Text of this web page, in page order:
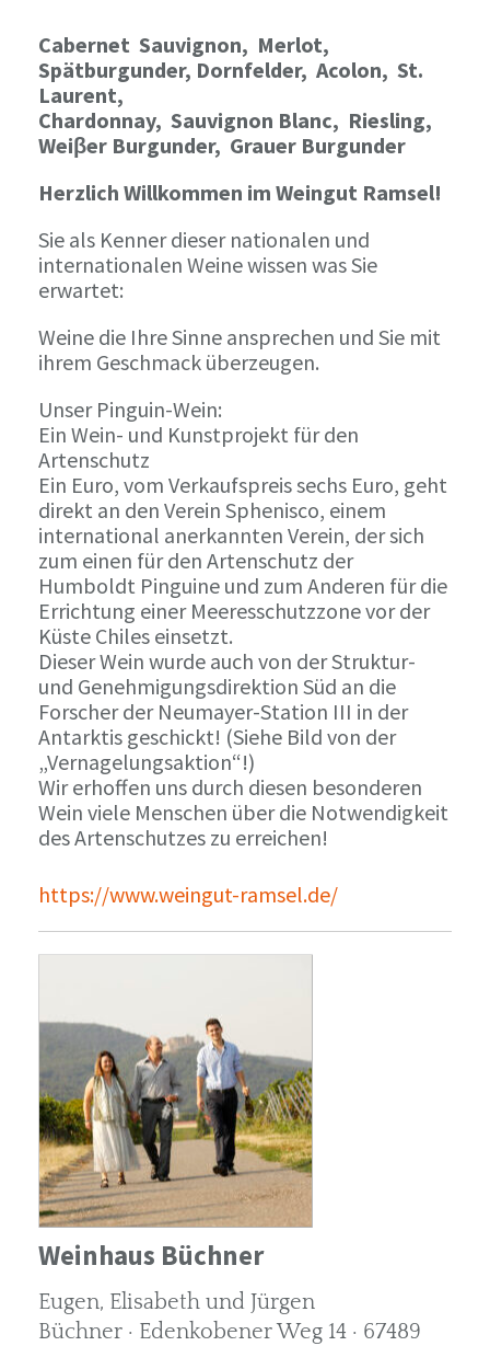
Cabernet Sauvignon, Merlot,
Spätburgunder, Dornfelder, Acolon, St.
Laurent,
Chardonnay, Sauvignon Blanc, Riesling,
Weiβer Burgunder, Grauer Burgunder
Herzlich Willkommen im Weingut Ramsel!
Sie als Kenner dieser nationalen und
internationalen Weine wissen was Sie
erwartet:
Weine die Ihre Sinne ansprechen und Sie mit
ihrem Geschmack überzeugen.
Unser Pinguin-Wein:
Ein Wein- und Kunstprojekt für den
Artenschutz
Ein Euro, vom Verkaufspreis sechs Euro, geht
direkt an den Verein Sphenisco, einem
international anerkannten Verein, der sich
zum einen für den Artenschutz der
Humboldt Pinguine und zum Anderen für die
Errichtung einer Meeresschutzzone vor der
Küste Chiles einsetzt.
Dieser Wein wurde auch von der Struktur-
und Genehmigungsdirektion Süd an die
Forscher der Neumayer-Station III in der
Antarktis geschickt! (Siehe Bild von der
„Vernagelungsaktion“!)
Wir erhoffen uns durch diesen besonderen
Wein viele Menschen über die Notwendigkeit
des Artenschutzes zu erreichen!
https://www.weingut-ramsel.de/
Weinhaus Büchner
Eugen, Elisabeth und Jürgen
Büchner · Edenkobener Weg 14 · 67489